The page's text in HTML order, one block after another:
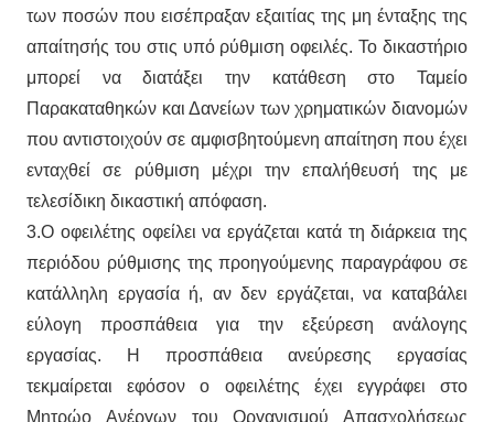
των ποσών που εισέπραξαν εξαιτίας της μη ένταξης της
απαίτησής του στις υπό ρύθμιση οφειλές. Το δικαστήριο
μπορεί να διατάξει την κατάθεση στο Ταμείο
Παρακαταθηκών και Δανείων των χρηματικών διανομών
που αντιστοιχούν σε αμφισβητούμενη απαίτηση που έχει
ενταχθεί σε ρύθμιση μέχρι την επαλήθευσή της με
τελεσίδικη δικαστική απόφαση.
3.Ο οφειλέτης οφείλει να εργάζεται κατά τη διάρκεια της
περιόδου ρύθμισης της προηγούμενης παραγράφου σε
κατάλληλη εργασία ή, αν δεν εργάζεται, να καταβάλει
εύλογη προσπάθεια για την εξεύρεση ανάλογης
εργασίας. Η προσπάθεια ανεύρεσης εργασίας
τεκμαίρεται εφόσον ο οφειλέτης έχει εγγράφει στο
Μητρώο Ανέργων του Οργανισμού Απασχολήσεως